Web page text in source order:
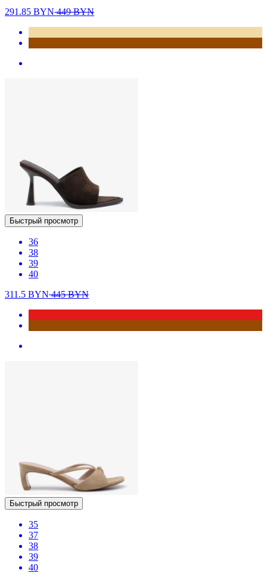
291.85 BYN449BYN
Быстрый просмотр
36
38
39
40
311.5 BYN445BYN
Быстрый просмотр
35
37
38
39
40